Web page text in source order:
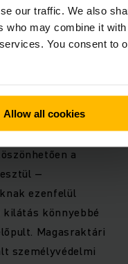
our traffic. We also
who may combine it with
You consent to
Allow all cookies
és
meg fogja
a
–
ezenfelül
könnyebbé
Magasraktári
személyvédelmi